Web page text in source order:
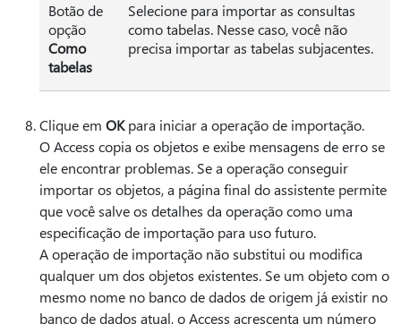
Botão de
opção
Como
tabelas
Selecione para importar as consultas
como tabelas. Nesse caso, você não
precisa importar as tabelas subjacentes.
Clique em OKpara iniciar a operação de importação.
O Access copia os objetos e exibe mensagens de erro se
ele encontrar problemas. Se a operação conseguir
importar os objetos, a página final do assistente permite
que você salve os detalhes da operação como uma
especificação de importação para uso futuro.
A operação de importação não substitui ou modifica
qualquer um dos objetos existentes. Se um objeto com o
mesmo nome no banco de dados de origem já existir no
banco de dados atual, o Access acrescenta um número